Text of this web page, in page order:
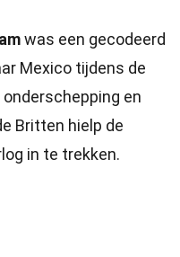
was een gecodeerd
Mexico tijdens de
onderschepping en
Britten hielp de
in te trekken.